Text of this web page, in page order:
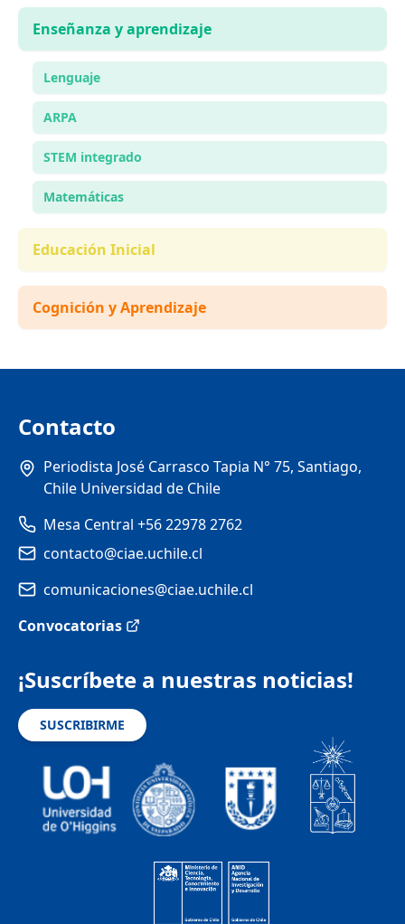
Enseñanza y aprendizaje
Lenguaje
ARPA
STEM integrado
Matemáticas
Educación Inicial
Cognición y Aprendizaje
Contacto
Periodista José Carrasco Tapia N° 75, Santiago,
Chile Universidad de Chile
Mesa Central +56 22978 2762
contacto@ciae.uchile.cl
comunicaciones@ciae.uchile.cl
Convocatorias
¡Suscríbete a nuestras noticias!
SUSCRIBIRME